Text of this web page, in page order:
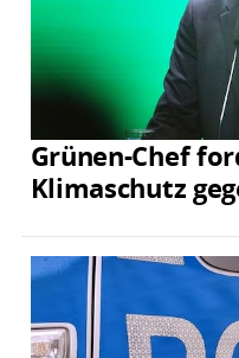
Grünen-Chef
Klimaschutz